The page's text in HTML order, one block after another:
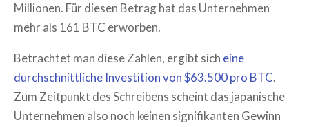
Millionen. Für diesen Betrag hat das Unternehmen
mehr als 161 BTC erworben.
Betrachtet man diese Zahlen, ergibt sich eine
durchschnittliche Investition von $63.500 pro BTC.
Zum Zeitpunkt des Schreibens scheint das japanische
Unternehmen also noch keinen signifikanten Gewinn